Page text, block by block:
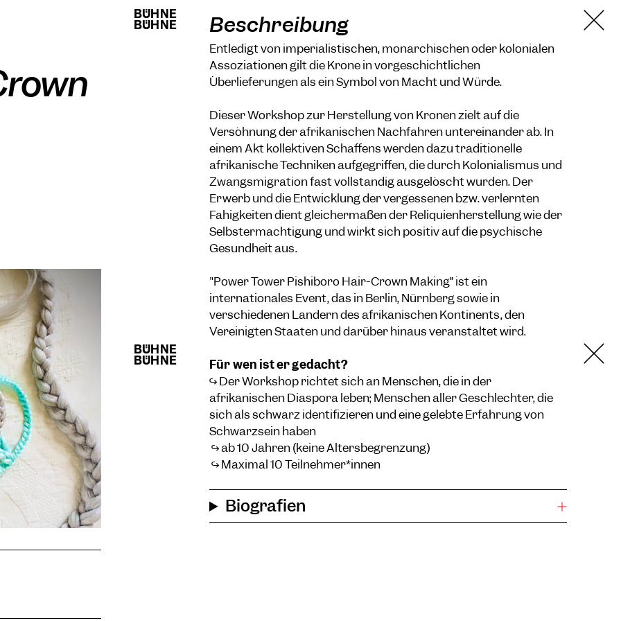
BÜHNE
BÜHNE
BÜHNE
BÜHNE Beschreibung
Entledigt von imperialistischen, monarchischen oder kolonialen
Assoziationen gilt die Krone in vorgeschichtlichen
Überlieferungen als ein Symbol von Macht und Würde.
Dieser Workshop zur Herstellung von Kronen zielt auf die
Versöhnung der afrikanischen Nachfahren untereinander ab. In
einem Akt kollektiven Schaffens werden dazu traditionelle
afrikanische Techniken aufgegriffen, die durch Kolonialismus und
Zwangsmigration fast vollständig ausgelöscht wurden. Der
Erwerb und die Entwicklung der vergessenen bzw. verlernten
Fähigkeiten dient gleichermaßen der Reliquienherstellung wie der
Selbstermächtigung und wirkt sich positiv auf die psychische
Gesundheit aus.
"Power Tower Pishiboro Hair-Crown Making” ist ein
internationales Event, das in Berlin, Nürnberg sowie in
verschiedenen Ländern des afrikanischen Kontinents, den
Vereinigten Staaten und darüber hinaus veranstaltet wird.
Für wen ist er gedacht?
↪ Der Workshop richtet sich an Menschen, die in der
afrikanischen Diaspora leben; Menschen aller Geschlechter, die
sich als schwarz identifizieren und eine gelebte Erfahrung von
Schwarzsein haben
↪ ab 10 Jahren (keine Altersbegrenzung)
↪ Maximal 10 Teilnehmer*innen
Biografien